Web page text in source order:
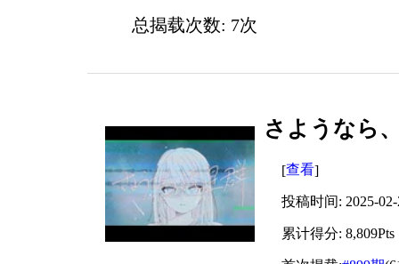
总揭载次数: 7次
さようなら
[查看]
投稿时间: 2025-02-
累计得分: 8,809Pts